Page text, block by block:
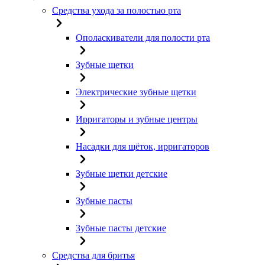
Средства ухода за полостью рта
Ополаскиватели для полости рта
Зубные щетки
Электрические зубные щетки
Ирригаторы и зубные центры
Насадки для щёток, ирригаторов
Зубные щетки детские
Зубные пасты
Зубные пасты детские
Средства для бритья